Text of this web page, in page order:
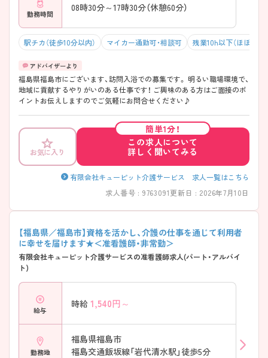
勤務時間
08時30分～17時30分（休憩60分）
駅チカ（徒歩10分以内） マイカー通勤可・相談可 残業10h以下（ほぼなし）
福島県福島市にございます、訪問入浴での募集です。 明るい職場環境で、
地域に貢献するやりがいのある仕事です！ ご興味のある方はご面接のポ
イントお伝えしますのでご気軽にお問合せください♪
お気に入り
簡単1分！
この求人について
詳しく聞いてみる
有限会社キューピット介護サービス 求人一覧はこちら
求人番号 : 9763091更新日 : 2026年7月10日
【福島県／福島市】資格を活かし、介護の仕事を通じて利用者
に幸せを届けます★＜准看護師・非常勤＞
有限会社キューピット介護サービスの准看護師求人(パート・アルバイ
ト)
給与
時給 1,540円～
勤務地
福島県福島市
福島交通飯坂線「岩代清水駅」徒歩5分